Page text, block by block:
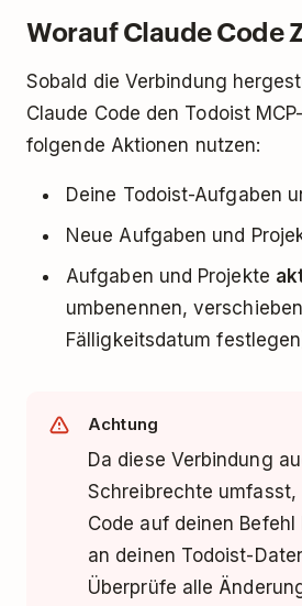
Worauf Claude Code
Sobald die Verbindung
Claude Code den Todoist
folgende Aktionen nutzen:
Deine Todoist-Aufgaben
Neue Aufgaben und
Aufgaben und Projekte
umbenennen,
Fälligkeitsdatum
Achtung
Da diese Verbindung
Schreibrechte umfasst,
Code auf deinen
an deinen Todoist-
Überprüfe alle